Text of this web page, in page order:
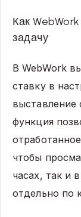
Как
задачу
В WebWork
ставку в
выставление
функция
чтобы
часах, так и
отдельно по